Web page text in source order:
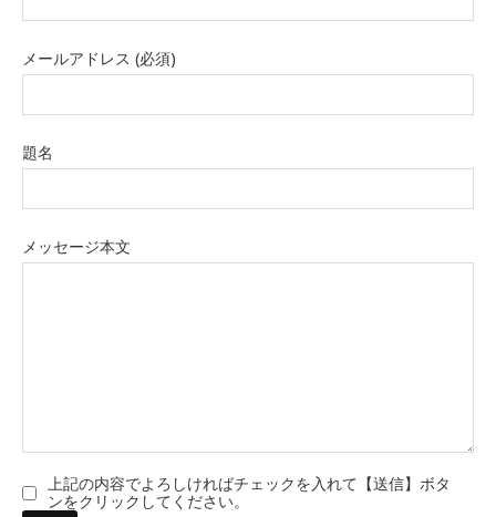
メールアドレス (必須)
題名
メッセージ本文
上記の内容でよろしければチェックを入れて【送信】ボタ
ンをクリックしてください。